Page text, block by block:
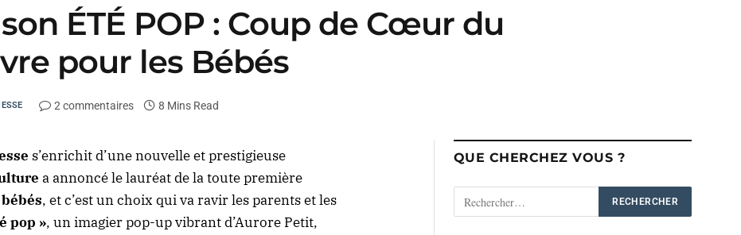
ÉTÉ POP : Coup de Cœur du
pour les Bébés
2 commentaires 8 Mins Read
s’enrichit d’une nouvelle et prestigieuse
a annoncé le lauréat de la toute première
, et c’est un choix qui va ravir les parents et les
pop », un imagier pop-up vibrant d’Aurore Petit,
QUE CHERCHEZ VOUS ?